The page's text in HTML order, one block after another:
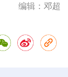
编辑：邓超